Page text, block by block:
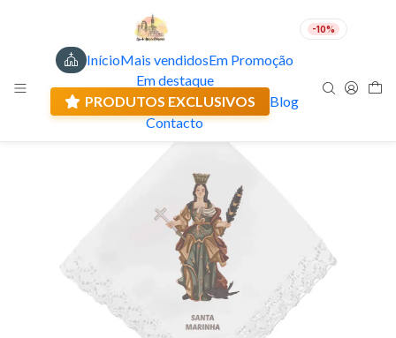
-10%
InícioMais vendidosEm Promoção
Em destaque
PRODUTOS EXCLUSIVOS
Blog
Contacto
EUR
🇵🇹 FABRICADO EM PORTUGAL